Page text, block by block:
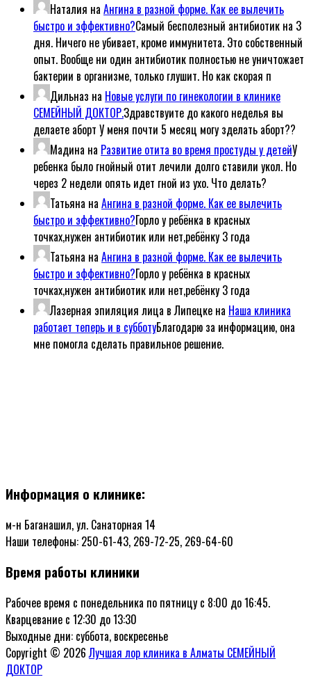
Наталия на Ангина в разной форме. Как ее вылечить
быстро и эффективно?Самый бесполезный антибиотик на 3
дня. Ничего не убивает, кроме иммунитета. Это собственный
опыт. Вообще ни один антибиотик полностью не уничтожает
бактерии в организме, только глушит. Но как скорая п
Дильназ на Новые услуги по гинекологии в клинике
СЕМЕЙНЫЙ ДОКТОР.Здравствуите до какого неделья вы
делаете аборт У меня почти 5 месяц могу зделать аборт??
Мадина на Развитие отита во время простуды у детейУ
ребенка было гнойный отит лечили долго ставили укол. Но
через 2 недели опять идет гной из ухо. Что делать?
Татьяна на Ангина в разной форме. Как ее вылечить
быстро и эффективно?Горло у ребёнка в красных
точках,нужен антибиотик или нет,ребёнку 3 года
Татьяна на Ангина в разной форме. Как ее вылечить
быстро и эффективно?Горло у ребёнка в красных
точках,нужен антибиотик или нет,ребёнку 3 года
Лазерная эпиляция лица в Липецке на Наша клиника
работает теперь и в субботуБлагодарю за информацию, она
мне помогла сделать правильное решение.
Информация о клинике:
м-н Баганашил, ул. Санаторная 14
Наши телефоны: 250-61-43, 269-72-25, 269-64-60
Время работы клиники
Рабочее время с понедельника по пятницу с 8:00 до 16:45.
Кварцевание с 12:30 до 13:30
Выходные дни: суббота, воскресенье
Copyright © 2026Лучшая лор клиника в Алматы СЕМЕЙНЫЙ
ДОКТОР